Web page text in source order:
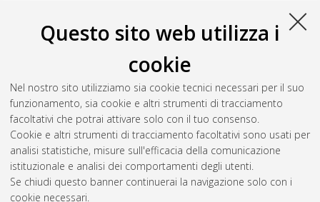
Questo sito web utilizza i
cookie
Nel nostro sito utilizziamo sia cookie tecnici necessari per il suo
funzionamento, sia cookie e altri strumenti di tracciamento
facoltativi che potrai attivare solo con il tuo consenso.
Cookie e altri strumenti di tracciamento facoltativi sono usati per
analisi statistiche, misure sull'efficacia della comunicazione
istituzionale e analisi dei comportamenti degli utenti.
Se chiudi questo banner continuerai la navigazione solo con i
cookie necessari.
Gestione del documento: